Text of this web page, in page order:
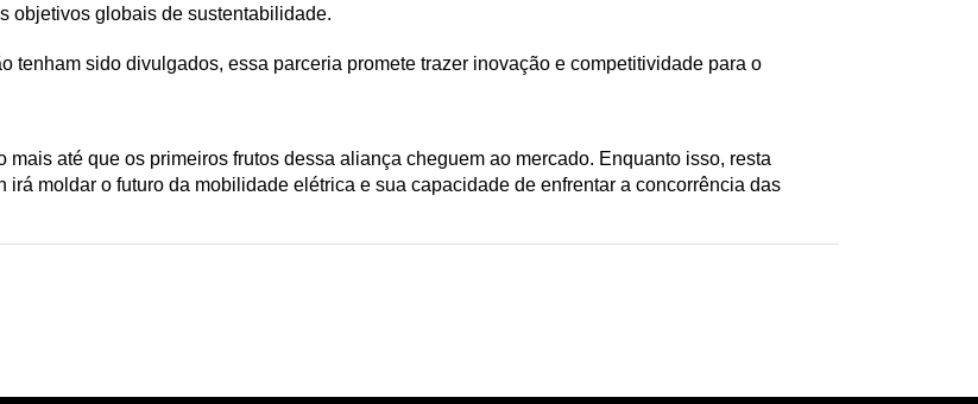
objetivos globais de sustentabilidade.
tenham sido divulgados, essa parceria promete trazer inovação e competitividade para o
até que os primeiros frutos dessa aliança cheguem ao mercado. Enquanto isso, resta
moldar o futuro da mobilidade elétrica e sua capacidade de enfrentar a concorrência das